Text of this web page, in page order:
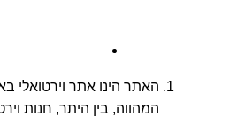
האתר הינו אתר וירטואלי
המהווה, בין היתר, חנות